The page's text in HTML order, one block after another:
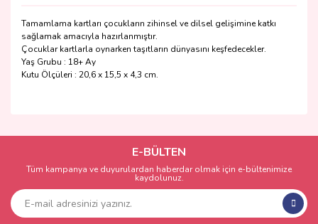
Tamamlama kartları çocukların zihinsel ve dilsel gelişimine katkı
sağlamak amacıyla hazırlanmıştır.
Çocuklar kartlarla oynarken taşıtların dünyasını keşfedecekler.
Yaş Grubu : 18+ Ay
Kutu Ölçüleri : 20,6 x 15,5 x 4,3 cm.
Yorum Yaz
kullanarak tarafımıza iletebilirsiniz.
Görüş ve önerileriniz için teşekkür ederiz.
Ürün açıklamasında eksik bilgiler bulunuyor.
E-BÜLTEN
Tüm kampanya ve duyurulardan haberdar olmak için e-bültenimize
kaydolunuz.